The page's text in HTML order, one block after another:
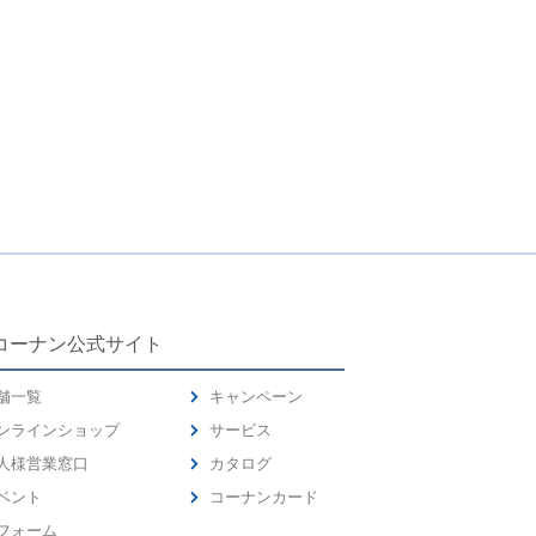
ーナン公式サイト
一覧
ラインショップ
様営業窓口
ント
ォーム
キャンペーン
サービス
カタログ
コーナンカード